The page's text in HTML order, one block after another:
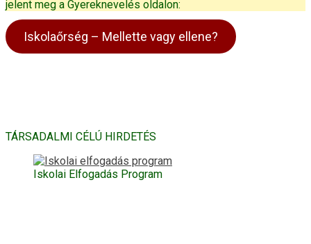
jelent meg a Gyereknevelés oldalon:
Iskolaőrség – Mellette vagy ellene?
TÁRSADALMI CÉLÚ HIRDETÉS
Iskolai Elfogadás Program